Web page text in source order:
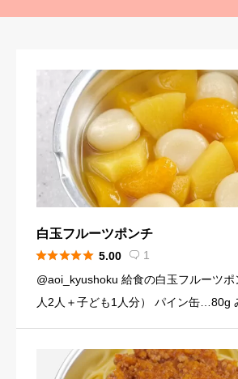
白玉フルーツポンチ
 5.00  1
@aoi_kyushoku 給食の白玉フルーツ
人2人＋子ども1人分） パイン缶…80g
4g） （白玉団子） 白玉粉… […]